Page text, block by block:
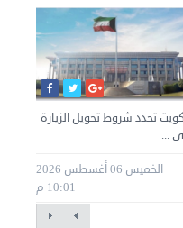
تحدد شروط تحويل الزيارة
...
الخميس 06 أغسطس 2026
10:01 م